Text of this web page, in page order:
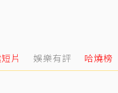
片 娛樂有評 哈燒榜